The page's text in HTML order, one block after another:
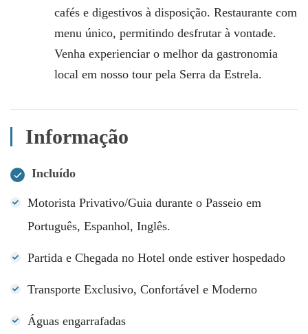
cafés e digestivos à disposição. Restaurante com
menu único, permitindo desfrutar à vontade.
Venha experienciar o melhor da gastronomia
local em nosso tour pela Serra da Estrela.
Informação
Incluído
Motorista Privativo/Guia durante o Passeio em
Português, Espanhol, Inglês.
Partida e Chegada no Hotel onde estiver hospedado
Transporte Exclusivo, Confortável e Moderno
Águas engarrafadas